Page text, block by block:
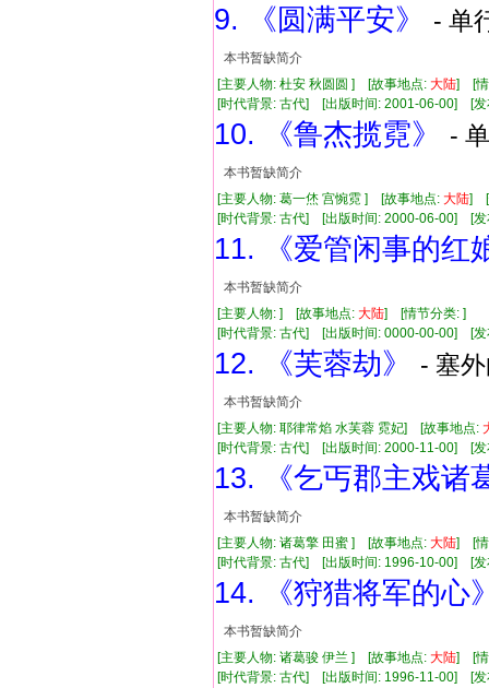
9. 《圆满平安》 - 单
本书暂缺简介
[主要人物: 杜安 秋圆圆 ] [故事地点: 大陆] [情
[时代背景: 古代] [出版时间: 2001-06-00] [
10. 《鲁杰揽霓》 -
本书暂缺简介
[主要人物: 葛一烋 宫惋霓 ] [故事地点: 大陆] [
[时代背景: 古代] [出版时间: 2000-06-00] [
11. 《爱管闲事的红
本书暂缺简介
[主要人物: ] [故事地点: 大陆] [情节分类: ]
[时代背景: 古代] [出版时间: 0000-00-00] [
12. 《芙蓉劫》 - 塞
本书暂缺简介
[主要人物: 耶律常焰 水芙蓉 霓妃] [故事地点:
[时代背景: 古代] [出版时间: 2000-11-00] [
13. 《乞丐郡主戏诸
本书暂缺简介
[主要人物: 诸葛擎 田蜜 ] [故事地点: 大陆] [情
[时代背景: 古代] [出版时间: 1996-10-00] [
14. 《狩猎将军的心
本书暂缺简介
[主要人物: 诸葛骏 伊兰 ] [故事地点: 大陆] [情
[时代背景: 古代] [出版时间: 1996-11-00] [